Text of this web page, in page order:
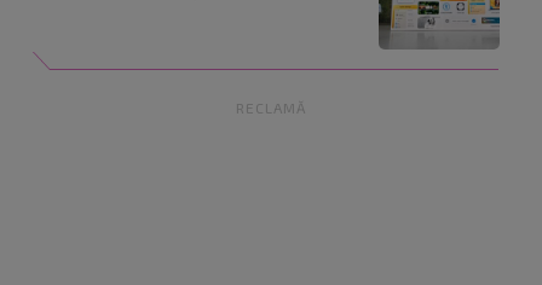
RECLAMĂ